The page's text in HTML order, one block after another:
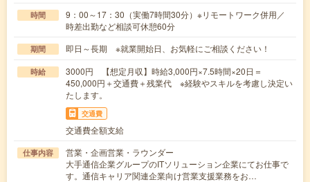
時間
9：00～17：30（実働7時間30分）※リモートワーク併用／
時差出勤など相談可休憩60分
期間 即日～長期 ※就業開始日、お気軽にご相談ください！
時給
3000円 【想定月収】時給3,000円×7.5時間×20日＝
450,000円＋交通費＋残業代 ※経験やスキルを考慮し決定い
たします。
交通費
交通費全額支給
仕事内容
営業・企画営業・ラウンダー
大手通信企業グループのITソリューション企業にてお仕事で
す。通信キャリア関連企業向け営業支援業務をお…